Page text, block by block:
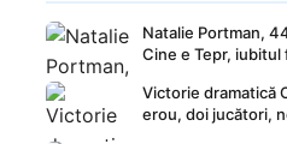
Natalie Portman,
Cine e Tepr, iubitul
Victorie dramatică
erou, doi jucători,